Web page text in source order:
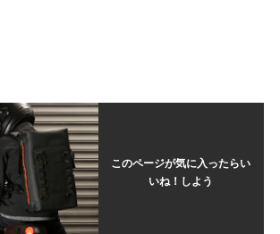
このページが気に入ったらい
いね！しよう